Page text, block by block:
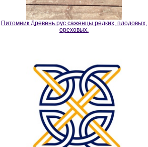
Питомник Древень.рус саженцы редких, плодовых,
ореховых.